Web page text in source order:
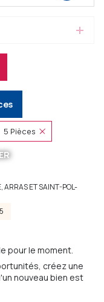
5 Pièces
ARRAS ET SAINT-POL-
pour le moment.
créez une
nouveau bien est